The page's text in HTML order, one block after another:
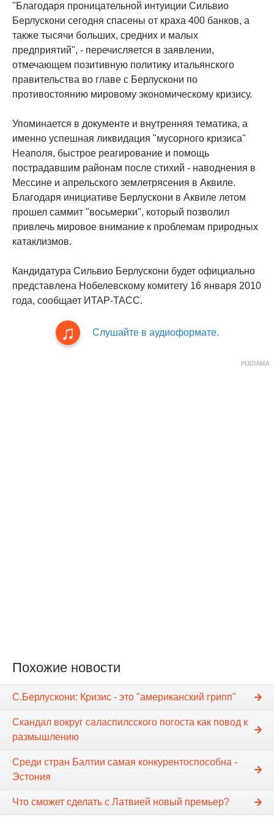
"Благодаря проницательной интуиции Сильвио
Берлускони сегодня спасены от краха 400 банков, а
также тысячи больших, средних и малых
предприятий", - перечисляется в заявлении,
отмечающем позитивную политику итальянского
правительства во главе с Берлускони по
противостоянию мировому экономическому кризису.
Упоминается в документе и внутренняя тематика, а
именно успешная ликвидация "мусорного кризиса"
Неаполя, быстрое реагирование и помощь
пострадавшим районам после стихий - наводнения в
Мессине и апрельского землетрясения в Аквиле.
Благодаря инициативе Берлускони в Аквиле летом
прошел саммит "восьмерки", который позволил
привлечь мировое внимание к проблемам природных
катаклизмов.
Кандидатура Сильвио Берлускони будет официально
представлена Нобелевскому комитету 16 января 2010
года, сообщает ИТАР-ТАСС.
Слушайте в аудиоформате.
Похожие новости
С.Берлускони: Кризис - это "американский грипп"
Скандал вокруг саласпилсского погоста как повод к
размышлению
Среди стран Балтии самая конкурентоспособна -
Эстония
Что сможет сделать с Латвией новый премьер?